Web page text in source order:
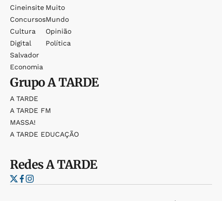
Cineinsite
Concursos
Cultura
Digital
Salvador
Economia
Muito
Mundo
Opinião
Política
GrupoA TARDE
A TARDE
A TARDE FM
MASSA!
A TARDE EDUCAÇÃO
RedesA TARDE